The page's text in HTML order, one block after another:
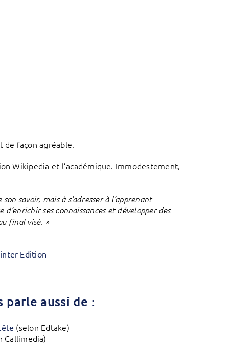
de façon agréable.
Wikipedia et l’académique. Immodestement,
savoir, mais à s’adresser à l’apprenant
ses connaissances et développer des
final visé. »
Edition
aussi de :
(selon Edtake)
Callimedia)